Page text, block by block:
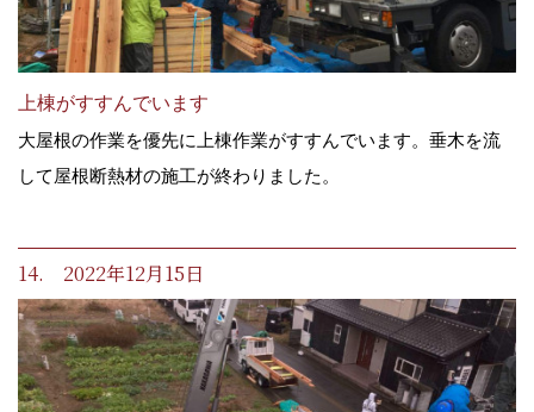
上棟がすすんでいます
大屋根の作業を優先に上棟作業がすすんでいます。垂木を流
して屋根断熱材の施工が終わりました。
14. 2022年12月15日